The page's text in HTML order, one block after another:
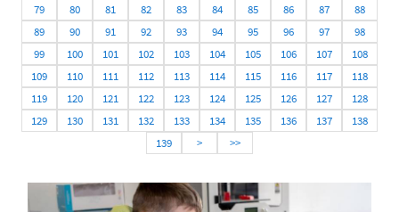
79
80 81 82 83 84 85 86 87
88
89
90 91 92 93 94 95 96 97
98
99
100 101 102 103 104 105 106 107
108
109
110 111 112 113 114 115 116 117
118
119
120 121 122 123 124 125 126 127
128
129
130 131 132 133 134 135 136 137
138
139
> >>